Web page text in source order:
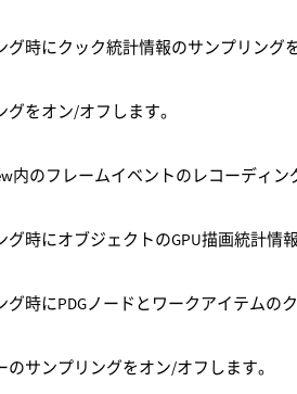
グ時にクック統計情報のサンプリング
グをオン/オフします。
内のフレームイベントのレコーディン
グ時にオブジェクトのGPU描画統計情
グ時にPDGノードとワークアイテムの
のサンプリングをオン/オフします。